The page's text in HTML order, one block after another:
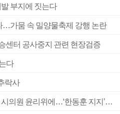
부지에 짓는다
…가뭄 속 밀양물축제 강행 논란
센터 공사중지 관련 현장검증
다
락사
국힘 부산시당, ‘정이한 조력’ 시의원 윤리위에…‘한동훈 지지’도 신고접수